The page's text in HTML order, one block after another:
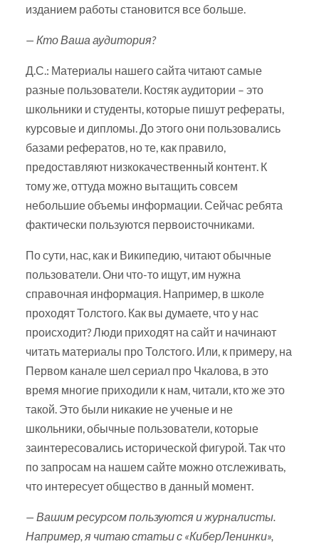
изданием работы становится все больше.
— Кто Ваша аудитория?
Д.С.: Материалы нашего сайта читают самые
разные пользователи. Костяк аудитории – это
школьники и студенты, которые пишут рефераты,
курсовые и дипломы. До этого они пользовались
базами рефератов, но те, как правило,
предоставляют низкокачественный контент. К
тому же, оттуда можно вытащить совсем
небольшие объемы информации. Сейчас ребята
фактически пользуются первоисточниками.
По сути, нас, как и Википедию, читают обычные
пользователи. Они что-то ищут, им нужна
справочная информация. Например, в школе
проходят Толстого. Как вы думаете, что у нас
происходит? Люди приходят на сайт и начинают
читать материалы про Толстого. Или, к примеру, на
Первом канале шел сериал про Чкалова, в это
время многие приходили к нам, читали, кто же это
такой. Это были никакие не ученые и не
школьники, обычные пользователи, которые
заинтересовались исторической фигурой. Так что
по запросам на нашем сайте можно отслеживать,
что интересует общество в данный момент.
— Вашим ресурсом пользуются и журналисты.
Например, я читаю статьи с «КиберЛенинки»,